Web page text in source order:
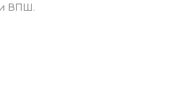
ВПШ.